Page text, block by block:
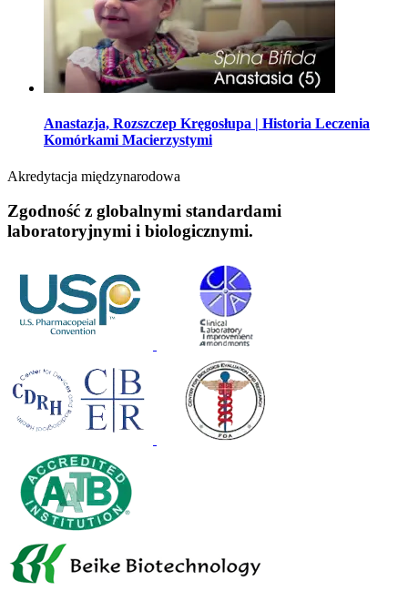
Anastazja, Rozszczep Kręgosłupa | Historia Leczenia
Komórkami Macierzystymi
Akredytacja międzynarodowa
Zgodność z globalnymi standardami
laboratoryjnymi i biologicznymi.